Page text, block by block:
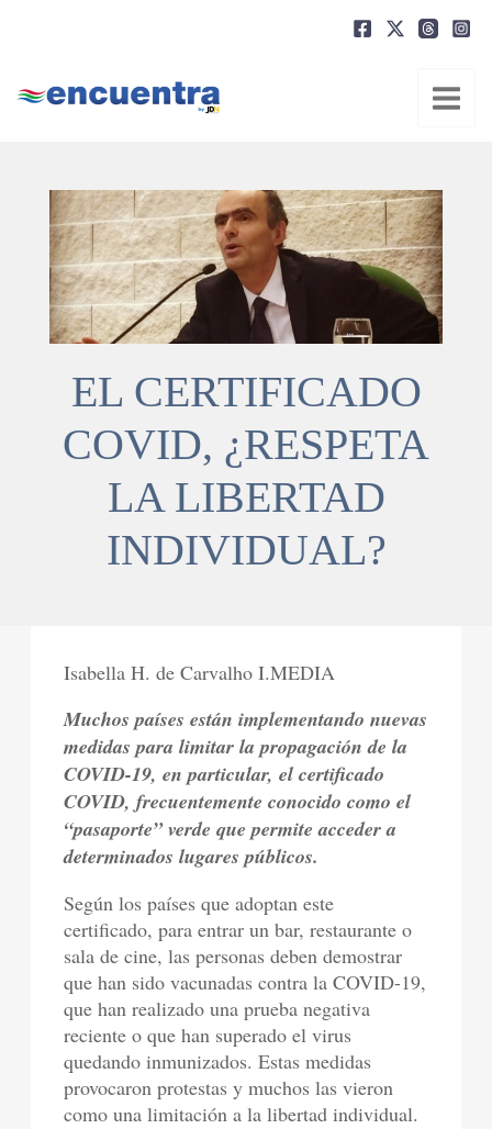
EL CERTIFICADO
COVID, ¿RESPETA
LA LIBERTAD
INDIVIDUAL?
Isabella H. de Carvalho I.MEDIA
Muchos países están implementando nuevas
medidas para limitar la propagación de la
COVID-19, en particular, el certificado
COVID, frecuentemente conocido como el
“pasaporte” verde que permite acceder a
determinados lugares públicos.
Según los países que adoptan este
certificado, para entrar un bar, restaurante o
sala de cine, las personas deben demostrar
que han sido vacunadas contra la COVID-19,
que han realizado una prueba negativa
reciente o que han superado el virus
quedando inmunizados. Estas medidas
provocaron protestas y muchos las vieron
como una limitación a la libertad individual.